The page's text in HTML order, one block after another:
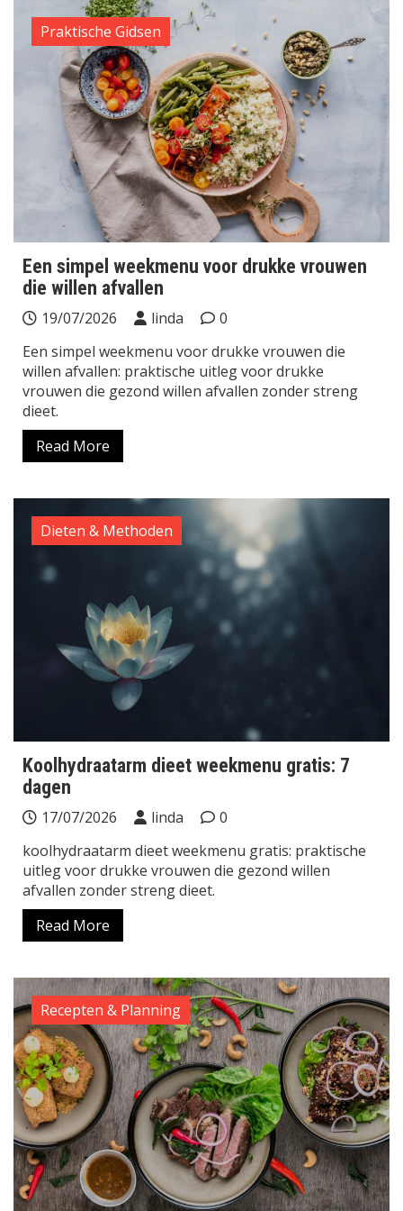
Praktische Gidsen
Een simpel weekmenu voor drukke vrouwen
die willen afvallen
19/07/2026 linda
0
Een simpel weekmenu voor drukke vrouwen die
willen afvallen: praktische uitleg voor drukke
vrouwen die gezond willen afvallen zonder streng
dieet.
Read More
Dieten & Methoden
Koolhydraatarm dieet weekmenu gratis: 7
dagen
17/07/2026 linda
0
koolhydraatarm dieet weekmenu gratis: praktische
uitleg voor drukke vrouwen die gezond willen
afvallen zonder streng dieet.
Read More
Recepten & Planning